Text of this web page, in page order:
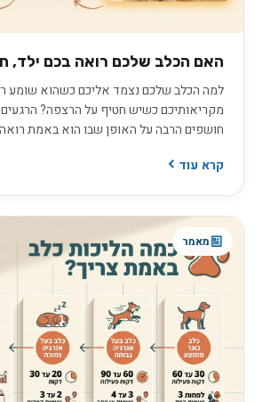
האם הכלב שלכם רואה בכם ילד,
למה הכלב שלכם נצמד אליכם כשהוא שומע
מקריאותיכם כשיש חטיף על הרצפה?
חושפים הרבה על האופן שבו הוא באמת
אינה תואמת את ההבנה המדעית העדכנית.
להבין למה הוא מתנהג כפי שהוא מתנהג.
קרא עוד
מאמר